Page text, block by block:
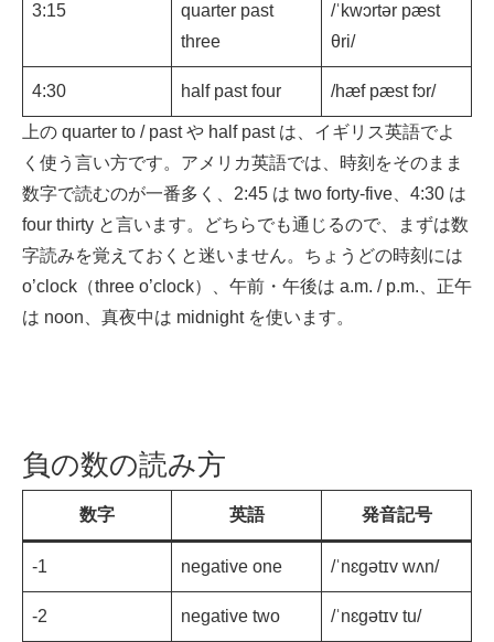
3:15
quarter past
three
/ˈkwɔrtər pæst
θri/
4:30 half past four /hæf pæst fɔr/
上の quarter to / past や half past は、イギリス英語でよ
く使う言い方です。アメリカ英語では、時刻をそのまま
数字で読むのが一番多く、2:45 は two forty-five、4:30 は
four thirty と言います。どちらでも通じるので、まずは数
字読みを覚えておくと迷いません。ちょうどの時刻には
o’clock（three o’clock）、午前・午後は a.m. / p.m.、正午
は noon、真夜中は midnight を使います。
負の数の読み方
数字 英語 発音記号
-1 negative one /ˈnɛɡətɪv wʌn/
-2 negative two /ˈnɛɡətɪv tu/